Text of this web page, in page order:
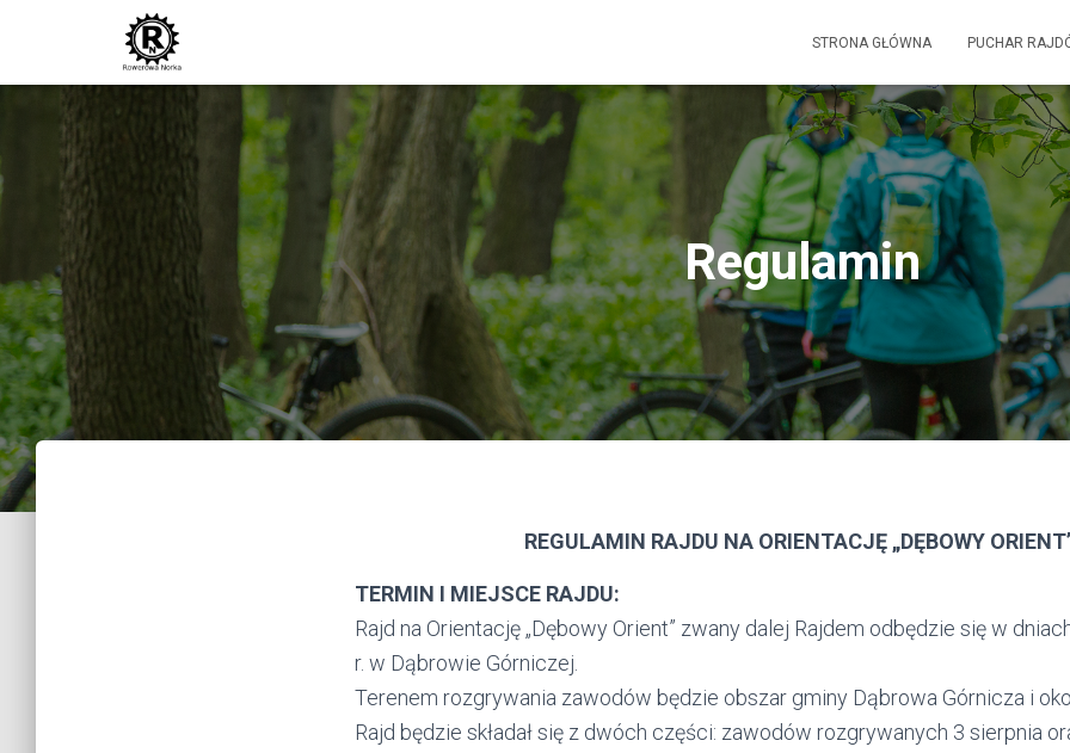
STRONA GŁÓWNA PUCHAR
Regulamin
REGULAMIN RAJDU NA ORIENTACJĘ „DĘBOWY
TERMIN I MIEJSCE RAJDU:
Rajd na Orientację „Dębowy Orient” zwany dalej Rajdem odbędzie się w
r. w Dąbrowie Górniczej.
Terenem rozgrywania zawodów będzie obszar gminy Dąbrowa Górnicza i
Rajd będzie składał się z dwóch części: zawodów rozgrywanych 3 sierpnia